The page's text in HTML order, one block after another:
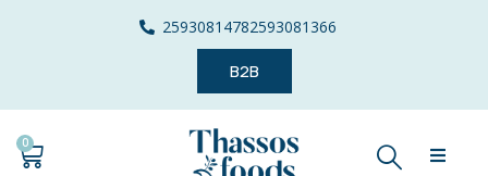
25930814782593081366
B2B
0